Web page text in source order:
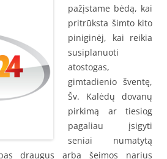
pažįstame bėdą, kai
pritrūksta šimto kito
piniginėj, kai reikia
susiplanuoti
atostogas,
gimtadienio šventę,
Šv. Kalėdų dovanų
pirkimą ar tiesiog
pagaliau įsigyti
seniai numatytą
draugus arba šeimos narius